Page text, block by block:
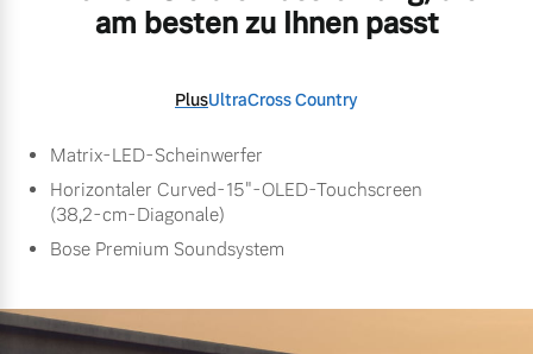
am besten zu Ihnen passt
PlusUltraCross Country
Matrix-LED-Scheinwerfer
Horizontaler Curved-15"-OLED-Touchscreen
(38,2-cm-Diagonale)
Bose Premium Soundsystem